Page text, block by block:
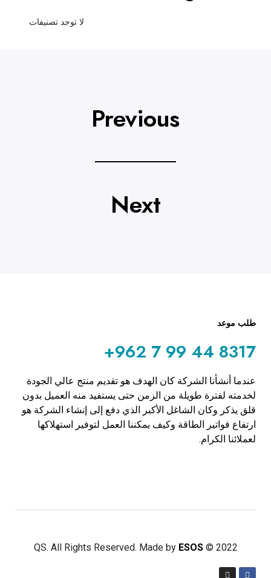
لا توجد تصنيفات
Previous
Next
طلب موعد
+962 7 99 44 8317
عندما أنشأنا الشركة كان الهدف هو تقديم منتج عالي الجودة
لخدمته لفترة طويلة من الزمن حتى يستفيد منه العميل بدون
قلق يذكر وكان الشاغل الأكبر الذي دفع إلى إنشاء الشركة هو
ارتفاع فواتير الطاقة وكيف يمكننا العمل لتوفير استهلاكها
لعملائنا الكرام.
2022 © QS. All Rights Reserved. Made by
ESOS